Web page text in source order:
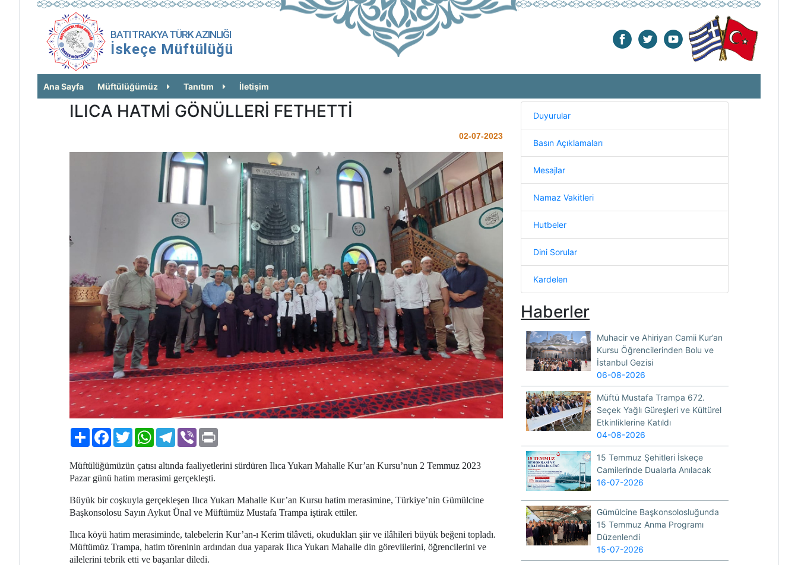
BATI TRAKYA TÜRK AZINLIĞI
İskeçe Müftülüğü
Ana Sayfa Müftülüğümüz Tanıtım İletişim
ILICA HATMİ GÖNÜLLERİ FETHETTİ
02-07-2023
PaylaşFacebook
TwitterWhatsAppTelegram
Viber
Müftülüğümüzün çatısı altında faaliyetlerini sürdüren Ilıca Yukarı Mahalle Kur’an Kursu’nun 2 Temmuz 2023
Pazar günü hatim merasimi gerçekleşti.
Büyük bir coşkuyla gerçekleşen Ilıca Yukarı Mahalle Kur’an Kursu hatim merasimine, Türkiye’nin Gümülcine
Başkonsolosu Sayın Aykut Ünal ve Müftümüz Mustafa Trampa iştirak ettiler.
Ilıca köyü hatim merasiminde, talebelerin Kur’an-ı Kerim tilâveti, okudukları şiir ve ilâhileri büyük beğeni topladı.
Müftümüz Trampa, hatim töreninin ardından dua yaparak Ilıca Yukarı Mahalle din görevlilerini, öğrencilerini ve
ailelerini tebrik etti ve başarılar diledi.
Duyurular
Basın Açıklamaları
Mesajlar
Namaz Vakitleri
Hutbeler
Dini Sorular
Kardelen
Haberler
Muhacir ve Ahiriyan Camii Kur’an
Kursu Öğrencilerinden Bolu ve
İstanbul Gezisi
06-08-2026
Müftü Mustafa Trampa 672.
Seçek Yağlı Güreşleri ve Kültürel
Etkinliklerine Katıldı
04-08-2026
15 Temmuz Şehitleri İskeçe
Camilerinde Dualarla Anılacak
16-07-2026
Gümülcine Başkonsolosluğunda
15 Temmuz Anma Programı
Düzenlendi
15-07-2026